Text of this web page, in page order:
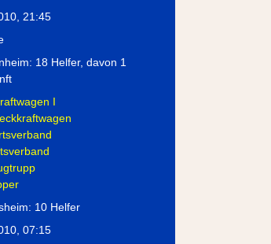
21:45
18 Helfer, davon 1
I
10 Helfer
07:15